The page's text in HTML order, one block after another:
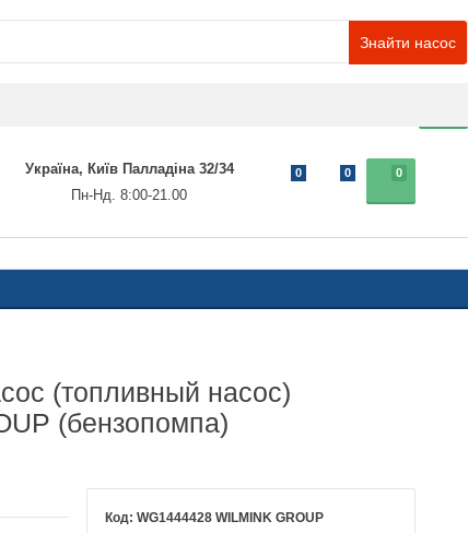
Знайти насос
Україна, Київ Палладіна 32/34
Пн-Нд. 8:00-21.00
0
0 0
(топливный насос)
(бензопомпа)
WG1444428 WILMINK GROUP